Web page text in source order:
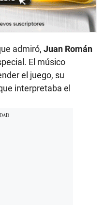
admiró, Juan Román
El músico
el juego, su
interpretaba el